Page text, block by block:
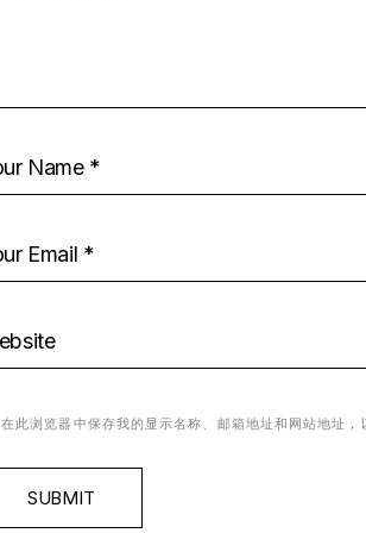
在此浏览器中保存我的显示名称、邮箱地址和网站地址，
SUBMIT